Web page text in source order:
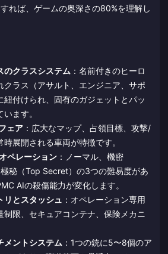
れば、ゲームの奥深さの80%を理解し
のクラスシステム ：名前付きのヒーロ
クラス（アサルト、エンジニア、サポ
紐付けられ、固有のガジェットとパッ
ます。
ェア：広大なマップ、占領目標、攻撃/
展開される車両が特徴です。
ペレーション：ノーマル、機密
秘（Top Secret）の3つの難易度があ
AIの殺傷能力が変化します。
リとスタッシュ ：オペレーション専用
制限、セキュアコンテナ、保険メカニ
メントシステム ：1つの銃に5〜8個のア